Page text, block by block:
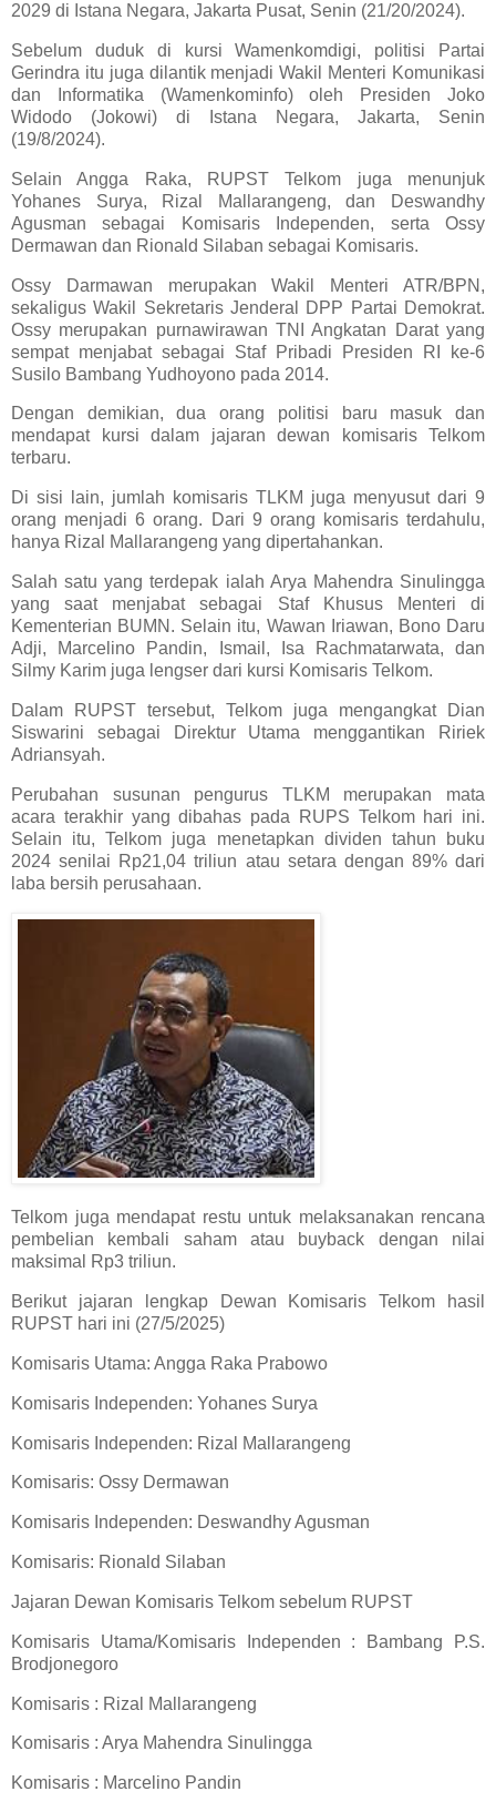
2029 di Istana Negara, Jakarta Pusat, Senin (21/20/2024).
Sebelum duduk di kursi Wamenkomdigi, politisi Partai
Gerindra itu juga dilantik menjadi Wakil Menteri Komunikasi
dan Informatika (Wamenkominfo) oleh Presiden Joko
Widodo (Jokowi) di Istana Negara, Jakarta, Senin
(19/8/2024).
Selain Angga Raka, RUPST Telkom juga menunjuk
Yohanes Surya, Rizal Mallarangeng, dan Deswandhy
Agusman sebagai Komisaris Independen, serta Ossy
Dermawan dan Rionald Silaban sebagai Komisaris.
Ossy Darmawan merupakan Wakil Menteri ATR/BPN,
sekaligus Wakil Sekretaris Jenderal DPP Partai Demokrat.
Ossy merupakan purnawirawan TNI Angkatan Darat yang
sempat menjabat sebagai Staf Pribadi Presiden RI ke-6
Susilo Bambang Yudhoyono pada 2014.
Dengan demikian, dua orang politisi baru masuk dan
mendapat kursi dalam jajaran dewan komisaris Telkom
terbaru.
Di sisi lain, jumlah komisaris TLKM juga menyusut dari 9
orang menjadi 6 orang. Dari 9 orang komisaris terdahulu,
hanya Rizal Mallarangeng yang dipertahankan.
Salah satu yang terdepak ialah Arya Mahendra Sinulingga
yang saat menjabat sebagai Staf Khusus Menteri di
Kementerian BUMN. Selain itu, Wawan Iriawan, Bono Daru
Adji, Marcelino Pandin, Ismail, Isa Rachmatarwata, dan
Silmy Karim juga lengser dari kursi Komisaris Telkom.
Dalam RUPST tersebut, Telkom juga mengangkat Dian
Siswarini sebagai Direktur Utama menggantikan Ririek
Adriansyah.
Perubahan susunan pengurus TLKM merupakan mata
acara terakhir yang dibahas pada RUPS Telkom hari ini.
Selain itu, Telkom juga menetapkan dividen tahun buku
2024 senilai Rp21,04 triliun atau setara dengan 89% dari
laba bersih perusahaan.
Telkom juga mendapat restu untuk melaksanakan rencana
pembelian kembali saham atau buyback dengan nilai
maksimal Rp3 triliun.
Berikut jajaran lengkap Dewan Komisaris Telkom hasil
RUPST hari ini (27/5/2025)
Komisaris Utama: Angga Raka Prabowo
Komisaris Independen: Yohanes Surya
Komisaris Independen: Rizal Mallarangeng
Komisaris: Ossy Dermawan
Komisaris Independen: Deswandhy Agusman
Komisaris: Rionald Silaban
Jajaran Dewan Komisaris Telkom sebelum RUPST
Komisaris Utama/Komisaris Independen : Bambang P.S.
Brodjonegoro
Komisaris : Rizal Mallarangeng
Komisaris : Arya Mahendra Sinulingga
Komisaris : Marcelino Pandin